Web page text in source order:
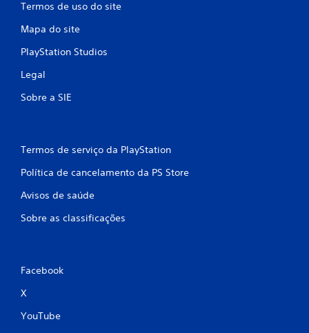
Termos de uso do site
Mapa do site
PlayStation Studios
Legal
Sobre a SIE
Termos de serviço da PlayStation
Política de cancelamento da PS Store
Avisos de saúde
Sobre as classificações
Facebook
X
YouTube